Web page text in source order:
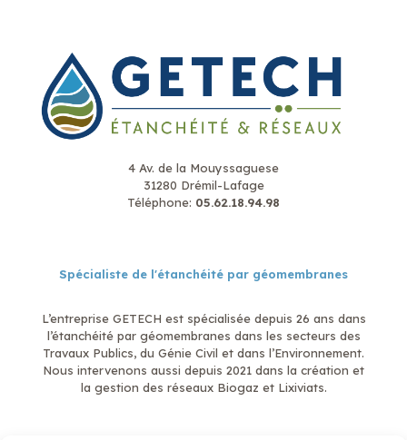
4 Av. de la Mouyssaguese
31280 Drémil-Lafage
Téléphone: 05.62.18.94.98
Spécialiste de l'étanchéité par géomembranes
L’entreprise GETECH est spécialisée depuis 26 ans dans
l’étanchéité par géomembranes dans les secteurs des
Travaux Publics, du Génie Civil et dans l’Environnement.
Nous intervenons aussi depuis 2021 dans la création et
la gestion des réseaux Biogaz et Lixiviats.